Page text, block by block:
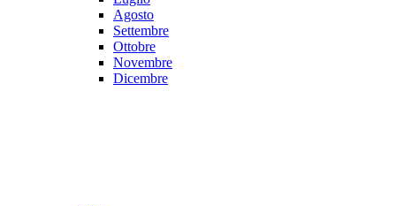
Agosto
Settembre
Ottobre
Novembre
Dicembre